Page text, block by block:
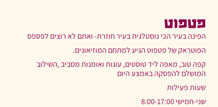
פטפוט
הפינה בעיר הכי נוסטלגית בעיר חוזרת- ואתם לא רוצים לפספס
הפוטראק של פטפוט הגיע למתחם המוזיאונים.
קפה טוב, מאפה ליד טוסטים, עוגות ואומנות מסביב ,השילוב
המושלם להפסקה באמצע היום
שעות פעילות
שני-חמישי 8:00-17:00